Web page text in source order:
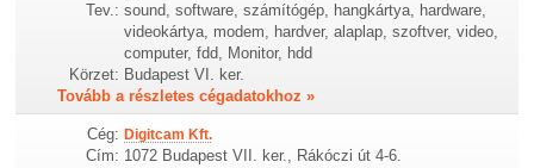
Tev.: sound, software, számítógép, hangkártya, hardware,
videokártya, modem, hardver, alaplap, szoftver, video,
computer, fdd, Monitor, hdd
Körzet: Budapest VI. ker.
Tovább a részletes cégadatokhoz »
Cég: Digitcam Kft.
Cím: 1072 Budapest VII. ker., Rákóczi út 4-6.